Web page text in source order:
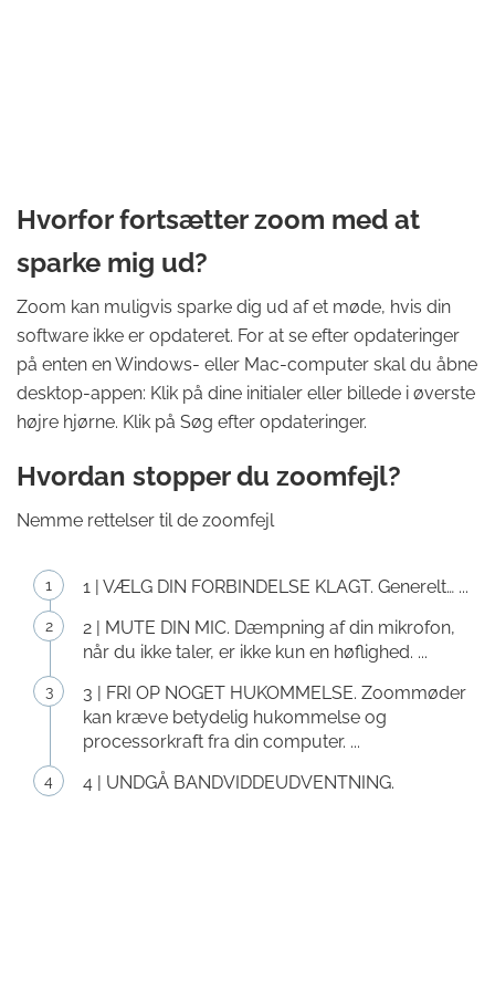
Hvorfor fortsætter zoom med at
sparke mig ud?
Zoom kan muligvis sparke dig ud af et møde, hvis din
software ikke er opdateret. For at se efter opdateringer
på enten en Windows- eller Mac-computer skal du åbne
desktop-appen: Klik på dine initialer eller billede i øverste
højre hjørne. Klik på Søg efter opdateringer.
Hvordan stopper du zoomfejl?
Nemme rettelser til de zoomfejl
1 | VÆLG DIN FORBINDELSE KLAGT. Generelt… ...
2 | MUTE DIN MIC. Dæmpning af din mikrofon,
når du ikke taler, er ikke kun en høflighed. ...
3 | FRI OP NOGET HUKOMMELSE. Zoommøder
kan kræve betydelig hukommelse og
processorkraft fra din computer. ...
4 | UNDGÅ BANDVIDDEUDVENTNING.